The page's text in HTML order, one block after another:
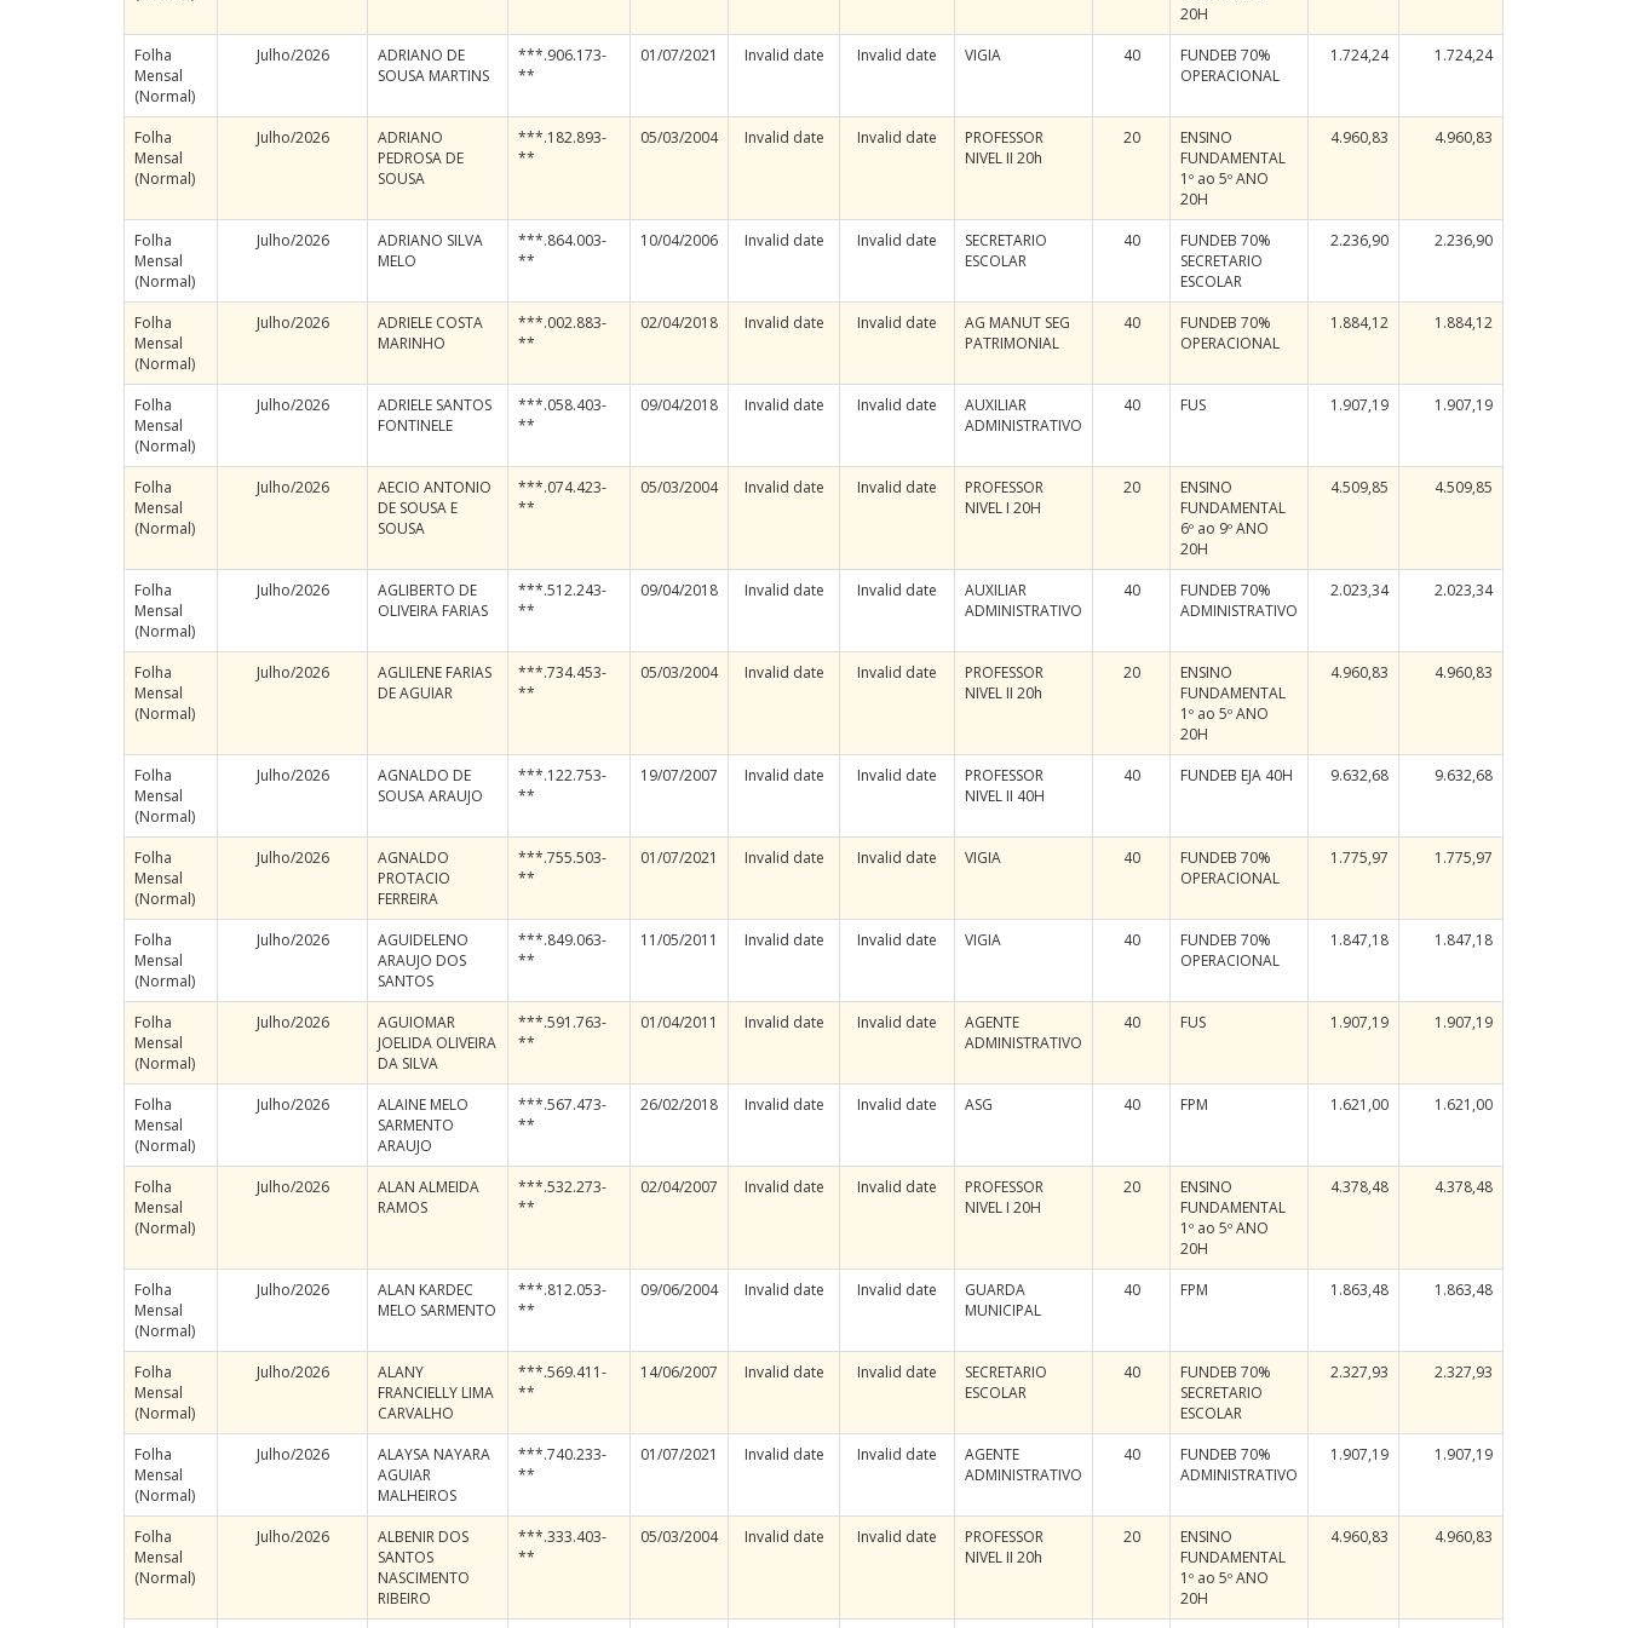
20H
Folha
Mensal
(Normal)
Julho/2026
ADRIANO DE
SOUSA MARTINS
***.906.173-
**
01/07/2021 Invalid date Invalid date VIGIA 40
FUNDEB 70%
OPERACIONAL
1.724,24 1.724,24
Folha
Mensal
(Normal)
Julho/2026
ADRIANO
PEDROSA DE
SOUSA
***.182.893-
**
05/03/2004 Invalid date Invalid date
PROFESSOR
NIVEL II 20h
20
ENSINO
FUNDAMENTAL
1º ao 5º ANO
20H
4.960,83 4.960,83
Folha
Mensal
(Normal)
Julho/2026
ADRIANO SILVA
MELO
***.864.003-
**
10/04/2006 Invalid date Invalid date
SECRETARIO
ESCOLAR
40
FUNDEB 70%
SECRETARIO
ESCOLAR
2.236,90 2.236,90
Folha
Mensal
(Normal)
Julho/2026
ADRIELE COSTA
MARINHO
***.002.883-
**
02/04/2018 Invalid date Invalid date
AG MANUT SEG
PATRIMONIAL
40
FUNDEB 70%
OPERACIONAL
1.884,12 1.884,12
Folha
Mensal
(Normal)
Julho/2026
ADRIELE SANTOS
FONTINELE
***.058.403-
**
09/04/2018 Invalid date Invalid date
AUXILIAR
ADMINISTRATIVO
40 FUS 1.907,19 1.907,19
Folha
Mensal
(Normal)
Julho/2026
AECIO ANTONIO
DE SOUSA E
SOUSA
***.074.423-
**
05/03/2004 Invalid date Invalid date
PROFESSOR
NIVEL I 20H
20
ENSINO
FUNDAMENTAL
6º ao 9º ANO
20H
4.509,85 4.509,85
Folha
Mensal
(Normal)
Julho/2026
AGLIBERTO DE
OLIVEIRA FARIAS
***.512.243-
**
09/04/2018 Invalid date Invalid date
AUXILIAR
ADMINISTRATIVO
40
FUNDEB 70%
ADMINISTRATIVO
2.023,34 2.023,34
Folha
Mensal
(Normal)
Julho/2026
AGLILENE FARIAS
DE AGUIAR
***.734.453-
**
05/03/2004 Invalid date Invalid date
PROFESSOR
NIVEL II 20h
20
ENSINO
FUNDAMENTAL
1º ao 5º ANO
20H
4.960,83 4.960,83
Folha
Mensal
(Normal)
Julho/2026
AGNALDO DE
SOUSA ARAUJO
***.122.753-
**
19/07/2007 Invalid date Invalid date
PROFESSOR
NIVEL II 40H
40 FUNDEB EJA 40H 9.632,68 9.632,68
Folha
Mensal
(Normal)
Julho/2026
AGNALDO
PROTACIO
FERREIRA
***.755.503-
**
01/07/2021 Invalid date Invalid date VIGIA 40
FUNDEB 70%
OPERACIONAL
1.775,97 1.775,97
Folha
Mensal
(Normal)
Julho/2026
AGUIDELENO
ARAUJO DOS
SANTOS
***.849.063-
**
11/05/2011 Invalid date Invalid date VIGIA 40
FUNDEB 70%
OPERACIONAL
1.847,18 1.847,18
Folha
Mensal
(Normal)
Julho/2026
AGUIOMAR
JOELIDA OLIVEIRA
DA SILVA
***.591.763-
**
01/04/2011 Invalid date Invalid date
AGENTE
ADMINISTRATIVO
40 FUS 1.907,19 1.907,19
Folha
Mensal
(Normal)
Julho/2026
ALAINE MELO
SARMENTO
ARAUJO
***.567.473-
**
26/02/2018 Invalid date Invalid date ASG 40 FPM 1.621,00 1.621,00
Folha
Mensal
(Normal)
Julho/2026
ALAN ALMEIDA
RAMOS
***.532.273-
**
02/04/2007 Invalid date Invalid date
PROFESSOR
NIVEL I 20H
20
ENSINO
FUNDAMENTAL
1º ao 5º ANO
20H
4.378,48 4.378,48
Folha
Mensal
(Normal)
Julho/2026
ALAN KARDEC
MELO SARMENTO
***.812.053-
**
09/06/2004 Invalid date Invalid date
GUARDA
MUNICIPAL
40 FPM 1.863,48 1.863,48
Folha
Mensal
(Normal)
Julho/2026
ALANY
FRANCIELLY LIMA
CARVALHO
***.569.411-
**
14/06/2007 Invalid date Invalid date
SECRETARIO
ESCOLAR
40
FUNDEB 70%
SECRETARIO
ESCOLAR
2.327,93 2.327,93
Folha
Mensal
(Normal)
Julho/2026
ALAYSA NAYARA
AGUIAR
MALHEIROS
***.740.233-
**
01/07/2021 Invalid date Invalid date
AGENTE
ADMINISTRATIVO
40
FUNDEB 70%
ADMINISTRATIVO
1.907,19 1.907,19
Folha
Mensal
(Normal)
Julho/2026
ALBENIR DOS
SANTOS
NASCIMENTO
RIBEIRO
***.333.403-
**
05/03/2004 Invalid date Invalid date
PROFESSOR
NIVEL II 20h
20
ENSINO
FUNDAMENTAL
1º ao 5º ANO
20H
4.960,83 4.960,83